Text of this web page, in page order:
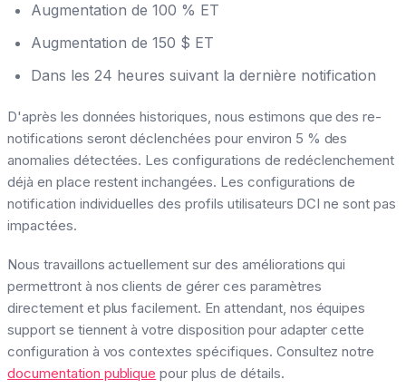
Augmentation de 100 % ET
Augmentation de 150 $ ET
Dans les 24 heures suivant la dernière notification
D'après les données historiques, nous estimons que des re-
notifications seront déclenchées pour environ 5 % des
anomalies détectées. Les configurations de redéclenchement
déjà en place restent inchangées. Les configurations de
notification individuelles des profils utilisateurs DCI ne sont pas
impactées.
Nous travaillons actuellement sur des améliorations qui
permettront à nos clients de gérer ces paramètres
directement et plus facilement. En attendant, nos équipes
support se tiennent à votre disposition pour adapter cette
configuration à vos contextes spécifiques. Consultez notre
documentation publique pour plus de détails.